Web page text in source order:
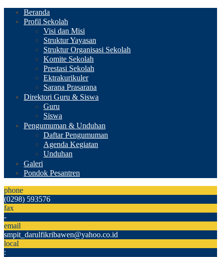
Beranda
Profil Sekolah
Visi dan Misi
Struktur Yayasan
Struktur Organisasi Sekolah
Komite Sekolah
Prestasi Sekolah
Ektrakurikuler
Sarana Prasarana
Direktori Guru & Siswa
Guru
Siswa
Pengumuman & Unduhan
Daftar Pengumuman
Agenda Kegiatan
Unduhan
Galeri
Pondok Pesantren
phone
(0298) 593576
fax
-
email
smpit_darulfikribawen@yahoo.co.id
local
: